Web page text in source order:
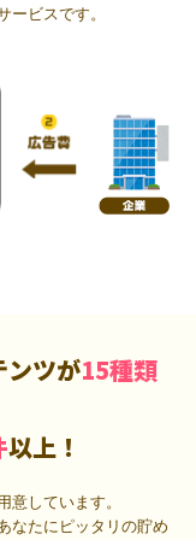
ービスです。
ンツが15種類
以上！
意しています。
なたにピッタリの貯め